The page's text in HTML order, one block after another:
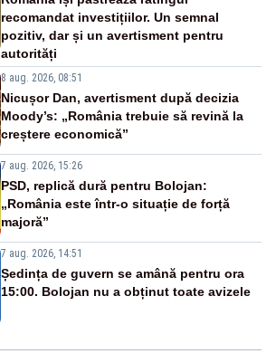
recomandat investițiilor. Un semnal
pozitiv, dar și un avertisment pentru
autorități
8 aug. 2026, 08:51
Nicușor Dan, avertisment după decizia
Moody’s: „România trebuie să revină la
creștere economică”
7 aug. 2026, 15:26
PSD, replică dură pentru Bolojan:
„România este într-o situație de forță
majoră”
7 aug. 2026, 14:51
Ședința de guvern se amână pentru ora
15:00. Bolojan nu a obținut toate avizele